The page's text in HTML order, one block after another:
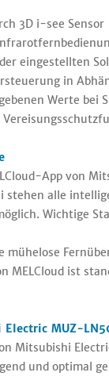
3D i-see
eingestellten
in
Werte
App von
stehen alle
Wichtige
mühelose
MELCloud ist
MUZ-
Mitsubishi
und optimal